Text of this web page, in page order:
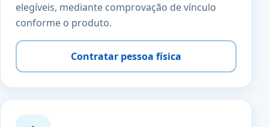
elegíveis, mediante comprovação de vínculo
conforme o produto.
Contratar pessoa física